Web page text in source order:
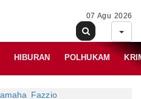
07 Agu 2026
HIBURAN POLHUKAM